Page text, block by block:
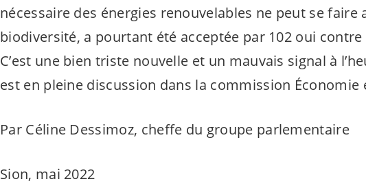
nécessaire des énergies renouvelables ne peut se faire
biodiversité, a pourtant été acceptée par 102 oui
C’est une bien triste nouvelle et un mauvais signal à
est en pleine discussion dans la commission Économie
Par Céline Dessimoz, cheffe du groupe parlementaire
Sion, mai 2022